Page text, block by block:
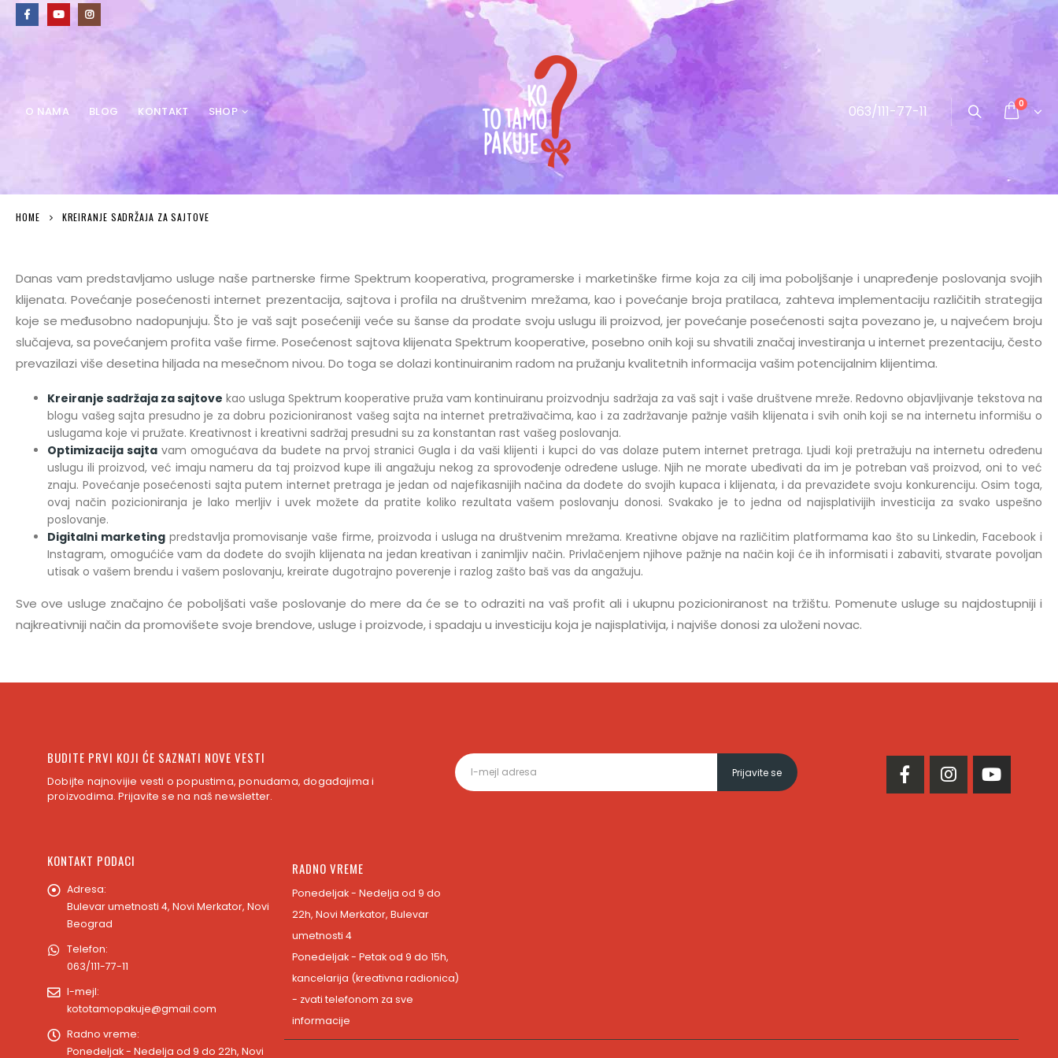
O NAMA BLOG KONTAKT SHOP 063/111-77-11 0
HOME KREIRANJE SADRŽAJA ZA SAJTOVE
Danas vam predstavljamo usluge naše partnerske firme Spektrum kooperativa, programerske i marketinške firme koja za cilj ima poboljšanje i unapređenje poslovanja svojih
klijenata. Povećanje posećenosti internet prezentacija, sajtova i profila na društvenim mrežama, kao i povećanje broja pratilaca, zahteva implementaciju različitih strategija
koje se međusobno nadopunjuju. Što je vaš sajt posećeniji veće su šanse da prodate svoju uslugu ili proizvod, jer povećanje posećenosti sajta povezano je, u najvećem broju
slučajeva, sa povećanjem profita vaše firme. Posećenost sajtova klijenata Spektrum kooperative, posebno onih koji su shvatili značaj investiranja u internet prezentaciju, često
prevazilazi više desetina hiljada na mesečnom nivou. Do toga se dolazi kontinuiranim radom na pružanju kvalitetnih informacija vašim potencijalnim klijentima.
Kreiranje sadržaja za sajtove kao usluga Spektrum kooperative pruža vam kontinuiranu proizvodnju sadržaja za vaš sajt i vaše društvene mreže. Redovno objavljivanje tekstova na
blogu vašeg sajta presudno je za dobru pozicioniranost vašeg sajta na internet pretraživačima, kao i za zadržavanje pažnje vaših klijenata i svih onih koji se na internetu informišu o
uslugama koje vi pružate. Kreativnost i kreativni sadržaj presudni su za konstantan rast vašeg poslovanja.
Optimizacija sajta vam omogućava da budete na prvoj stranici Gugla i da vaši klijenti i kupci do vas dolaze putem internet pretraga. Ljudi koji pretražuju na internetu određenu
uslugu ili proizvod, već imaju nameru da taj proizvod kupe ili angažuju nekog za sprovođenje određene usluge. Njih ne morate ubeđivati da im je potreban vaš proizvod, oni to već
znaju. Povećanje posećenosti sajta putem internet pretraga je jedan od najefikasnijih načina da dođete do svojih kupaca i klijenata, i da prevaziđete svoju konkurenciju. Osim toga,
ovaj način pozicioniranja je lako merljiv i uvek možete da pratite koliko rezultata vašem poslovanju donosi. Svakako je to jedna od najisplativijih investicija za svako uspešno
poslovanje.
Digitalni marketingpredstavlja promovisanje vaše firme, proizvoda i usluga na društvenim mrežama. Kreativne objave na različitim platformama kao što su Linkedin, Facebook i
Instagram, omogućiće vam da dođete do svojih klijenata na jedan kreativan i zanimljiv način. Privlačenjem njihove pažnje na način koji će ih informisati i zabaviti, stvarate povoljan
utisak o vašem brendu i vašem poslovanju, kreirate dugotrajno poverenje i razlog zašto baš vas da angažuju.
Sve ove usluge značajno će poboljšati vaše poslovanje do mere da će se to odraziti na vaš profit ali i ukupnu pozicioniranost na tržištu. Pomenute usluge su najdostupniji i
najkreativniji način da promovišete svoje brendove, usluge i proizvode, i spadaju u investiciju koja je najisplativija, i najviše donosi za uloženi novac.
BUDITE PRVI KOJI ĆE SAZNATI NOVE VESTI
Dobijte najnovijie vesti o popustima, ponudama, događajima i
proizvodima. Prijavite se na naš newsletter.
KONTAKT PODACI
Adresa:
Bulevar umetnosti 4, Novi Merkator, Novi
Beograd
Telefon:
063/111-77-11
I-mejl:
kototamopakuje@gmail.com
Radno vreme:
Ponedeljak - Nedelja od 9 do 22h, Novi
RADNO VREME
Ponedeljak - Nedelja od 9 do
22h, Novi Merkator, Bulevar
umetnosti 4
Ponedeljak - Petak od 9 do 15h,
kancelarija (kreativna radionica)
- zvati telefonom za sve
informacije